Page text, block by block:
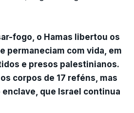
fogo, o Hamas libertou os
permaneciam com vida, em
e presos palestinianos.
corpos de 17 reféns, mas
enclave, que Israel continua